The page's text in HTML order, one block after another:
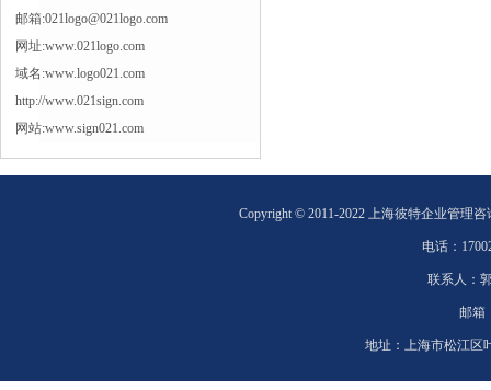
邮箱:021logo@021logo.com
网址:www.021logo.com
域名:www.logo021.com
http://www.021sign.com
网站:www.sign021.com
Copyright © 2011-2022 上海彼特企业管理
电话：
联系人：
邮箱
地址： 上海市松江区